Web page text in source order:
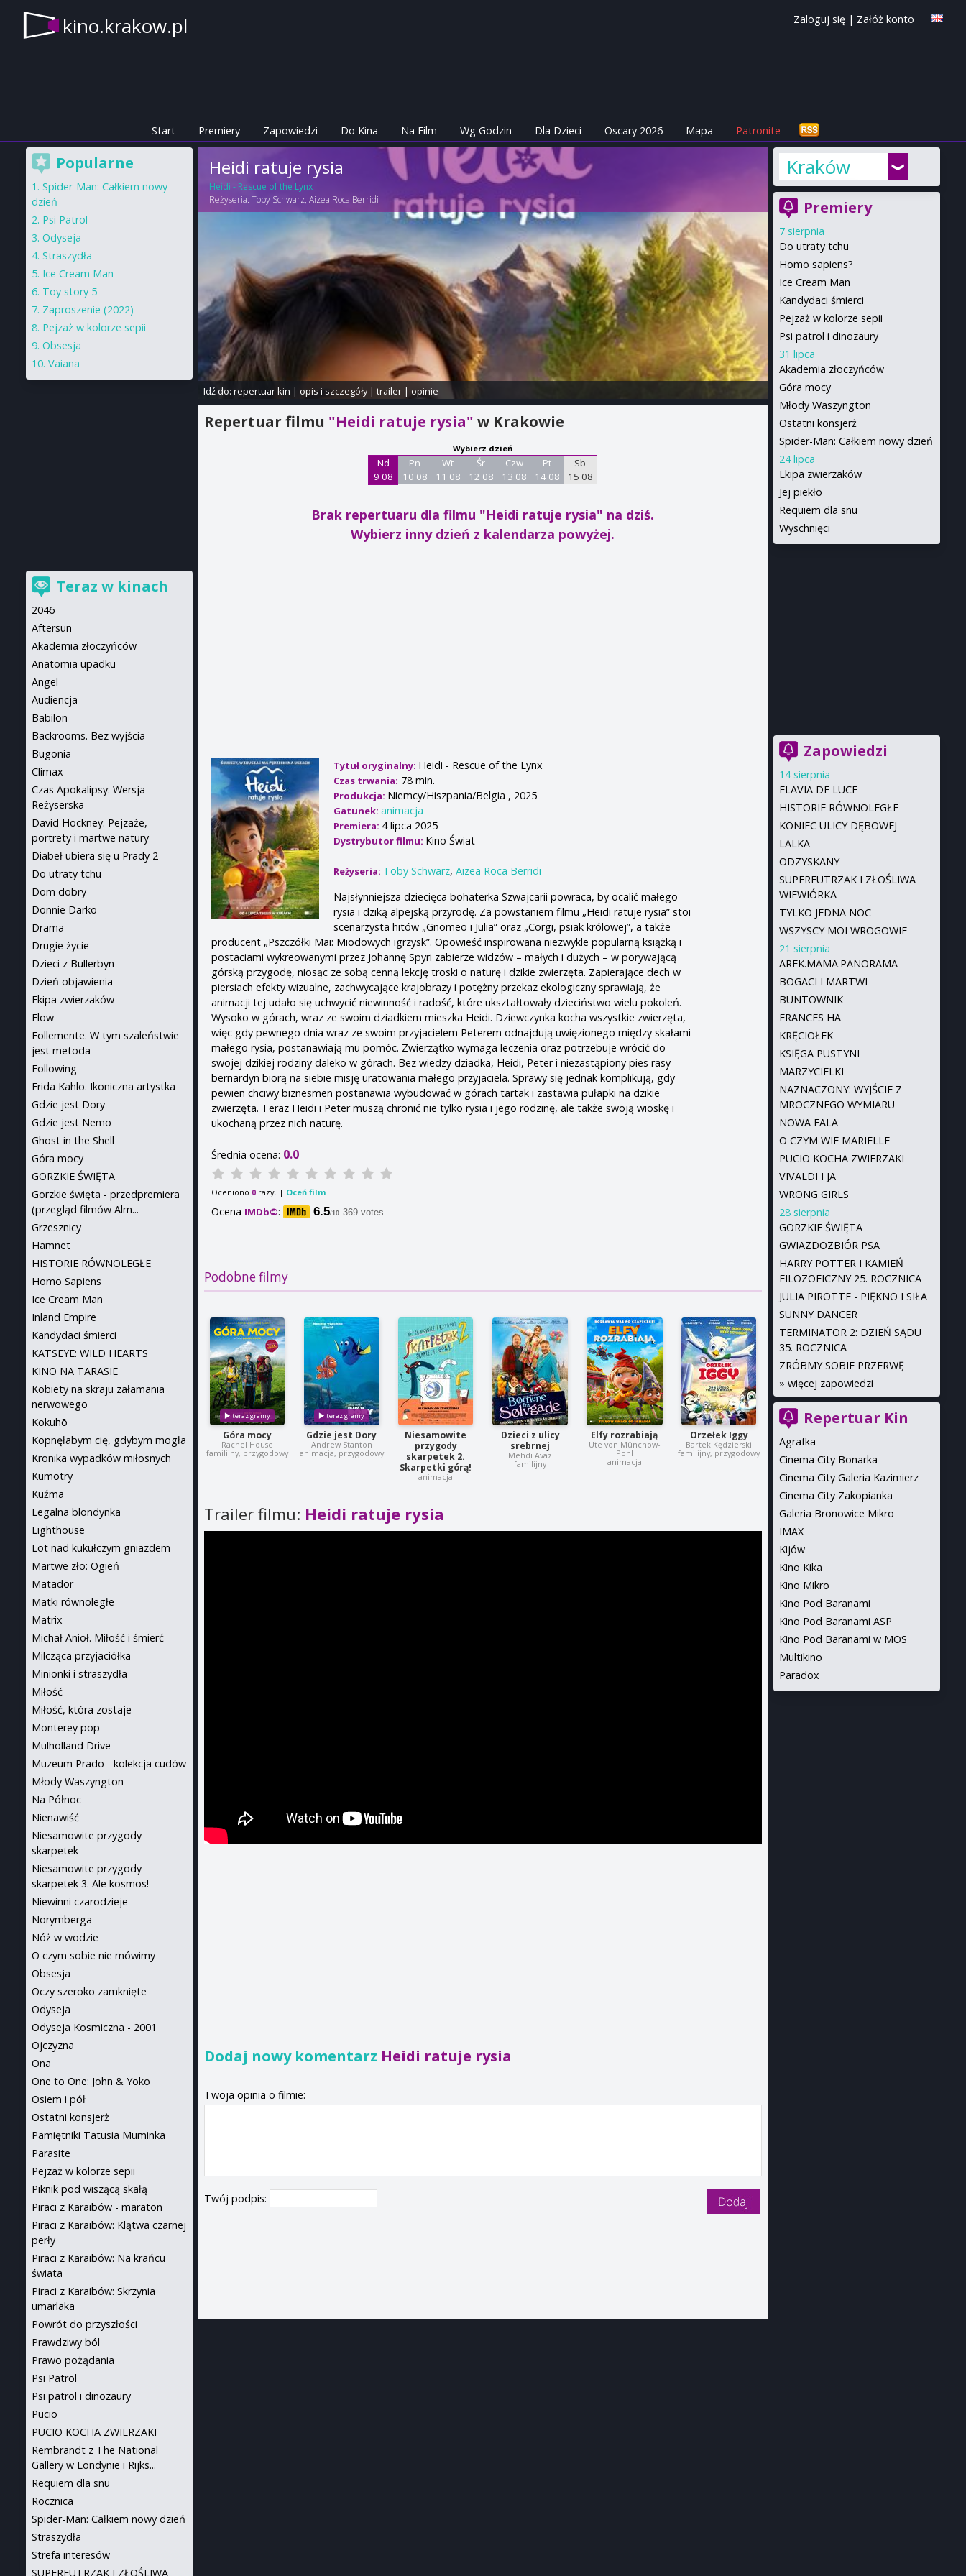
kino.krakow.pl Zaloguj się | Załóż konto
Start Premiery Zapowiedzi Do Kina Na Film Wg Godzin Dla Dzieci Oscary 2026 Mapa Patronite
Heidi ratuje rysia
Heidi - Rescue of the Lynx
Reżyseria:Toby Schwarz,Aizea Roca Berridi
Idź do: repertuar kin | opis i szczegóły| trailer| opinie
Repertuar filmu "Heidi ratuje rysia"w Krakowie
Wybierz dzień
Nd
9 08
Pn
10 08
Wt
11 08
Śr
12 08
Czw
13 08
Pt
14 08
Sb
15 08
Brak repertuaru dla filmu "Heidi ratuje rysia" na dziś.
Wybierz inny dzień z kalendarza powyżej.
Tytuł oryginalny: Heidi - Rescue of the Lynx
Czas trwania: 78 min.
Produkcja: Niemcy/Hiszpania/Belgia , 2025
Gatunek:animacja
Premiera: 4 lipca 2025
Dystrybutor filmu: Kino Świat
Reżyseria: Toby Schwarz,Aizea Roca Berridi
Najsłynniejsza dziecięca bohaterka Szwajcarii powraca, by ocalić małego
rysia i dziką alpejską przyrodę. Za powstaniem filmu „Heidi ratuje rysia” stoi
scenarzysta hitów „Gnomeo i Julia” oraz „Corgi, psiak królowej”, a także
producent „Pszczółki Mai: Miodowych igrzysk”. Opowieść inspirowana niezwykle popularną książką i
postaciami wykreowanymi przez Johannę Spyri zabierze widzów – małych i dużych – w porywającą
górską przygodę, niosąc ze sobą cenną lekcję troski o naturę i dzikie zwierzęta. Zapierające dech w
piersiach efekty wizualne, zachwycające krajobrazy i potężny przekaz ekologiczny sprawiają, że
animacji tej udało się uchwycić niewinność i radość, które ukształtowały dzieciństwo wielu pokoleń.
Wysoko w górach, wraz ze swoim dziadkiem mieszka Heidi. Dziewczynka kocha wszystkie zwierzęta,
więc gdy pewnego dnia wraz ze swoim przyjacielem Peterem odnajdują uwięzionego między skałami
małego rysia, postanawiają mu pomóc. Zwierzątko wymaga leczenia oraz potrzebuje wrócić do
swojej dzikiej rodziny daleko w górach. Bez wiedzy dziadka, Heidi, Peter i niezastąpiony pies rasy
bernardyn biorą na siebie misję uratowania małego przyjaciela. Sprawy się jednak komplikują, gdy
pewien chciwy biznesmen postanawia wybudować w górach tartak i zastawia pułapki na dzikie
zwierzęta. Teraz Heidi i Peter muszą chronić nie tylko rysia i jego rodzinę, ale także swoją wioskę i
ukochaną przez nich naturę.
Średnia ocena: 0.0
Oceniono 0 razy. | Oceń film
Ocena IMDb©: 6.5/10 369 votes
Podobne filmy
Góra mocy
Rachel House
familijny, przygodowy
Gdzie jest Dory
Andrew Stanton
animacja, przygodowy
Niesamowite
przygody
skarpetek 2.
Skarpetki górą!
animacja
Dzieci z ulicy
srebrnej
Mehdi Avaz
familijny
Elfy rozrabiają
Ute von Münchow-
Pohl
animacja
Orzełek Iggy
Bartek Kędzierski
familijny, przygodowy
Trailer filmu: Heidi ratuje rysia
Dodaj nowy komentarz Heidi ratuje rysia
Twoja opinia o filmie:
Twój podpis:
Kraków
Premiery
7 sierpnia
Do utraty tchu
Homo sapiens?
Ice Cream Man
Kandydaci śmierci
Pejzaż w kolorze sepii
Psi patrol i dinozaury
31 lipca
Akademia złoczyńców
Góra mocy
Młody Waszyngton
Ostatni konsjerż
Spider-Man: Całkiem nowy dzień
24 lipca
Ekipa zwierzaków
Jej piekło
Requiem dla snu
Wyschnięci
Zapowiedzi
14 sierpnia
FLAVIA DE LUCE
HISTORIE RÓWNOLEGŁE
KONIEC ULICY DĘBOWEJ
LALKA
ODZYSKANY
SUPERFUTRZAK I ZŁOŚLIWA
WIEWIÓRKA
TYLKO JEDNA NOC
WSZYSCY MOI WROGOWIE
21 sierpnia
AREK.MAMA.PANORAMA
BOGACI I MARTWI
BUNTOWNIK
FRANCES HA
KRĘCIOŁEK
KSIĘGA PUSTYNI
MARZYCIELKI
NAZNACZONY: WYJŚCIE Z
MROCZNEGO WYMIARU
NOWA FALA
O CZYM WIE MARIELLE
PUCIO KOCHA ZWIERZAKI
VIVALDI I JA
WRONG GIRLS
28 sierpnia
GORZKIE ŚWIĘTA
GWIAZDOZBIÓR PSA
HARRY POTTER I KAMIEŃ
FILOZOFICZNY 25. ROCZNICA
JULIA PIROTTE - PIĘKNO I SIŁA
SUNNY DANCER
TERMINATOR 2: DZIEŃ SĄDU
35. ROCZNICA
ZRÓBMY SOBIE PRZERWĘ
» więcej zapowiedzi
Repertuar Kin
Agrafka
Cinema City Bonarka
Cinema City Galeria Kazimierz
Cinema City Zakopianka
Galeria Bronowice Mikro
IMAX
Kijów
Kino Kika
Kino Mikro
Kino Pod Baranami
Kino Pod Baranami ASP
Kino Pod Baranami w MOS
Multikino
Paradox
Popularne
Spider-Man: Całkiem nowy
dzień
Psi Patrol
Odyseja
Straszydła
Ice Cream Man
Toy story 5
Zaproszenie (2022)
Pejzaż w kolorze sepii
Obsesja
Vaiana
Teraz w kinach
2046
Aftersun
Akademia złoczyńców
Anatomia upadku
Angel
Audiencja
Babilon
Backrooms. Bez wyjścia
Bugonia
Climax
Czas Apokalipsy: Wersja
Reżyserska
David Hockney. Pejzaże,
portrety i martwe natury
Diabeł ubiera się u Prady 2
Do utraty tchu
Dom dobry
Donnie Darko
Drama
Drugie życie
Dzieci z Bullerbyn
Dzień objawienia
Ekipa zwierzaków
Flow
Follemente. W tym szaleństwie
jest metoda
Following
Frida Kahlo. Ikoniczna artystka
Gdzie jest Dory
Gdzie jest Nemo
Ghost in the Shell
Góra mocy
GORZKIE ŚWIĘTA
Gorzkie święta - przedpremiera
(przegląd filmów Alm...
Grzesznicy
Hamnet
HISTORIE RÓWNOLEGŁE
Homo Sapiens
Ice Cream Man
Inland Empire
Kandydaci śmierci
KATSEYE: WILD HEARTS
KINO NA TARASIE
Kobiety na skraju załamania
nerwowego
Kokuhō
Kopnęłabym cię, gdybym mogła
Kronika wypadków miłosnych
Kumotry
Kuźma
Legalna blondynka
Lighthouse
Lot nad kukułczym gniazdem
Martwe zło: Ogień
Matador
Matki równoległe
Matrix
Michał Anioł. Miłość i śmierć
Milcząca przyjaciółka
Minionki i straszydła
Miłość
Miłość, która zostaje
Monterey pop
Mulholland Drive
Muzeum Prado - kolekcja cudów
Młody Waszyngton
Na Północ
Nienawiść
Niesamowite przygody
skarpetek
Niesamowite przygody
skarpetek 3. Ale kosmos!
Niewinni czarodzieje
Norymberga
Nóż w wodzie
O czym sobie nie mówimy
Obsesja
Oczy szeroko zamknięte
Odyseja
Odyseja Kosmiczna - 2001
Ojczyzna
Ona
One to One: John & Yoko
Osiem i pół
Ostatni konsjerż
Pamiętniki Tatusia Muminka
Parasite
Pejzaż w kolorze sepii
Piknik pod wiszącą skałą
Piraci z Karaibów - maraton
Piraci z Karaibów: Klątwa czarnej
perły
Piraci z Karaibów: Na krańcu
świata
Piraci z Karaibów: Skrzynia
umarlaka
Powrót do przyszłości
Prawdziwy ból
Prawo pożądania
Psi Patrol
Psi patrol i dinozaury
Pucio
PUCIO KOCHA ZWIERZAKI
Rembrandt z The National
Gallery w Londynie i Rijks...
Requiem dla snu
Rocznica
Spider-Man: Całkiem nowy dzień
Straszydła
Strefa interesów
SUPERFUTRZAK I ZŁOŚLIWA